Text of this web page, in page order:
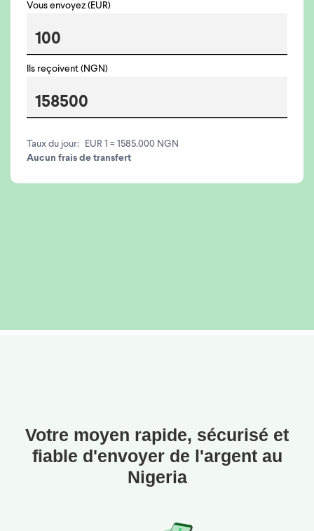
Vous envoyez (EUR)
Ils reçoivent (NGN)
Taux du jour:
EUR 1 = 1585.000 NGN
Aucun frais de transfert
Votre moyen rapide, sécurisé et
fiable d'envoyer de l'argent au
Nigeria